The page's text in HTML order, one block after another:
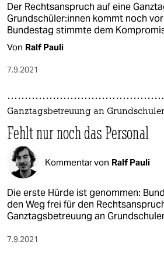
Der Rechtsanspruch auf eine
Grundschü­le­r:in­nen kommt noch
Bundestag stimmte dem
Von Ralf Pauli
7.9.2021
Ganztagsbetreuung an
Fehlt nur noch das Personal
Kommentar von Ralf Pauli
Die erste Hürde ist genommen:
den Weg frei für den
Ganztagsbetreuung an
7.9.2021